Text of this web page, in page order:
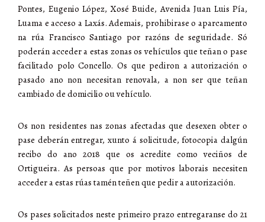
Pontes, Eugenio López, Xosé Buide, Avenida Juan Luis Pía,
Luama e acceso a Laxás. Ademais, prohibirase o aparcamento
na rúa Francisco Santiago por razóns de seguridade. Só
poderán acceder a estas zonas os vehículos que teñan o pase
facilitado polo Concello. Os que pediron a autorización o
pasado ano non necesitan renovala, a non ser que teñan
cambiado de domicilio ou vehículo.
Os non residentes nas zonas afectadas que desexen obter o
pase deberán entregar, xunto á solicitude, fotocopia dalgún
recibo do ano 2018 que os acredite como veciños de
Ortigueira. As persoas que por motivos laborais necesiten
acceder a estas rúas tamén teñen que pedir a autorización.
Os pases solicitados neste primeiro prazo entregaranse do 21